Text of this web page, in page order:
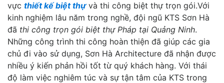
vực thiết kế biệt thựvà thi công biệt thự trọn gói.Với
kinh nghiệm lâu năm trong nghề, đội ngũ KTS Sơn Hà
đã thi công trọn gói biệt thự Pháp tại Quảng Ninh.
Những công trình thi công hoàn thiện đã giúp các gia
chủ đi vào sử dụng, Sơn Hà Architecture đã nhận được
nhiều ý kiến phản hồi tốt từ quý khách hàng. Với thái
độ làm việc nghiêm túc và sự tận tâm của KTS trong